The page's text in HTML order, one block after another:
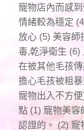
寵物店內而感
情緒較為穩定
放心 (5) 美容師
毒,乾淨衛生 (6)
在被其他毛孩
擔心毛孩被粗
寵物出入不方
點 (1) 寵物美容
認證的。 (2) 寵